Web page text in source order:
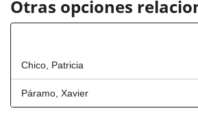
Otras opciones
Chico, Patricia
Páramo, Xavier